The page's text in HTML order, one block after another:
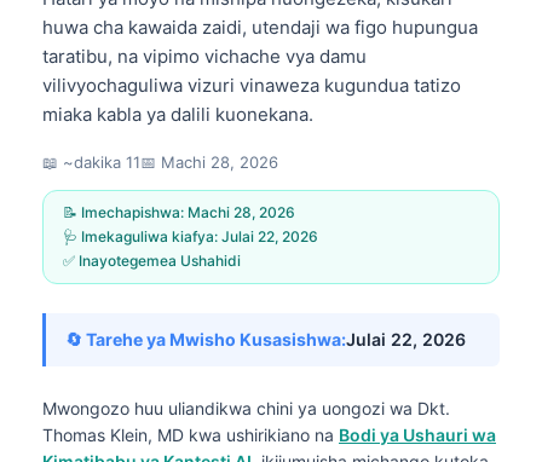
huwa cha kawaida zaidi, utendaji wa figo hupungua
taratibu, na vipimo vichache vya damu
vilivyochaguliwa vizuri vinaweza kugundua tatizo
miaka kabla ya dalili kuonekana.
📖 ~dakika 11📅 Machi 28, 2026
📝 Imechapishwa: Machi 28, 2026
🩺 Imekaguliwa kiafya: Julai 22, 2026
✅ Inayotegemea Ushahidi
🔄 Tarehe ya Mwisho Kusasishwa:Julai 22, 2026
Mwongozo huu uliandikwa chini ya uongozi wa Dkt.
Thomas Klein, MD kwa ushirikiano na Bodi ya Ushauri wa